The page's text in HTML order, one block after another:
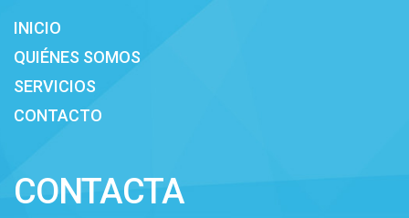
INICIO
QUIÉNES SOMOS
SERVICIOS
CONTACTO
CONTACTA